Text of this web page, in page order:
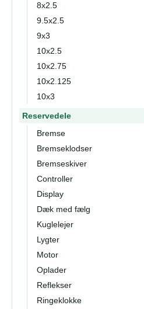
8x2.5
9.5x2.5
9x3
10x2.5
10x2.75
10x2.125
10x3
Reservedele
Bremse
Bremseklodser
Bremseskiver
Controller
Display
Dæk med fælg
Kuglelejer
Lygter
Motor
Oplader
Reflekser
Ringeklokke